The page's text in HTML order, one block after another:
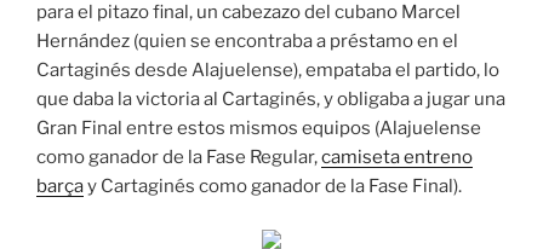
para el pitazo final, un cabezazo del cubano Marcel
Hernández (quien se encontraba a préstamo en el
Cartaginés desde Alajuelense), empataba el partido, lo
que daba la victoria al Cartaginés, y obligaba a jugar una
Gran Final entre estos mismos equipos (Alajuelense
como ganador de la Fase Regular,camiseta entreno
barçay Cartaginés como ganador de la Fase Final).